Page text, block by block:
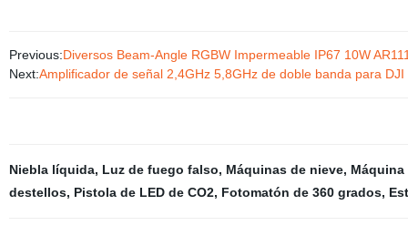
Previous:Diversos Beam-Angle RGBW Impermeable IP67 10W
Next:Amplificador de señal 2,4GHz 5,8GHz de doble banda para
Niebla líquida, Luz de fuego falso, Máquinas de nieve, Máquina
destellos, Pistola de LED de CO2, Fotomatón de 360 ​​grados,